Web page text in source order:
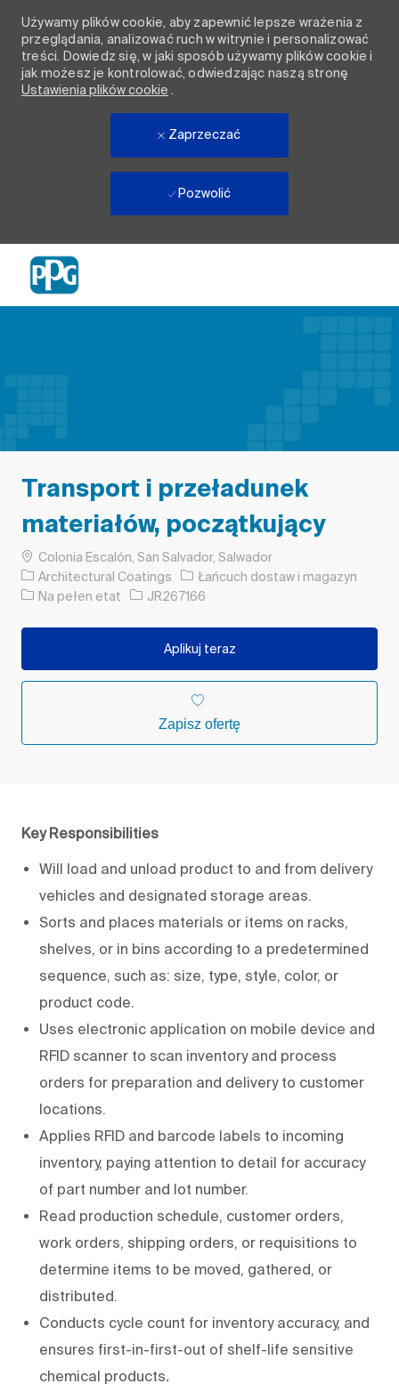
Używamy plików cookie, aby zapewnić lepsze wrażenia z
przeglądania, analizować ruch w witrynie i personalizować
treści. Dowiedz się, w jaki sposób używamy plików cookie i
jak możesz je kontrolować, odwiedzając naszą stronę
Ustawienia plików cookie .
Zaprzeczać
Pozwolić
Transport i przeładunek
materiałów, początkujący
Lokalizacja
Colonia Escalón, San Salvador, Salwador
Architectural Coatings
Kategoria
Łańcuch dostaw i magazyn
Rodzaj pracy
Na pełen etat Identyfikator zadania
JR267166
Aplikuj teraz
Zapisz ofertę
Key Responsibilities
Will load and unload product to and from delivery
vehicles and designated storage areas.
Sorts and places materials or items on racks,
shelves, or in bins according to a predetermined
sequence, such as: size, type, style, color, or
product code.
Uses electronic application on mobile device and
RFID scanner to scan inventory and process
orders for preparation and delivery to customer
locations.
Applies RFID and barcode labels to incoming
inventory, paying attention to detail for accuracy
of part number and lot number.
Read production schedule, customer orders,
work orders, shipping orders, or requisitions to
determine items to be moved, gathered, or
distributed.
Conducts cycle count for inventory accuracy, and
ensures first-in-first-out of shelf-life sensitive
chemical products.